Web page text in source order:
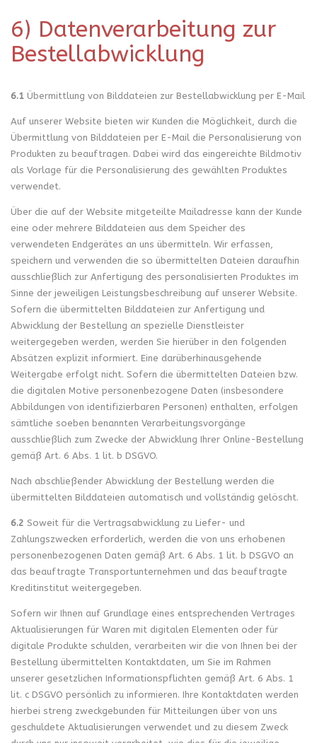
6) Datenverarbeitung zur
Bestellabwicklung
6.1 Übermittlung von Bilddateien zur Bestellabwicklung per E-Mail
Auf unserer Website bieten wir Kunden die Möglichkeit, durch die
Übermittlung von Bilddateien per E-Mail die Personalisierung von
Produkten zu beauftragen. Dabei wird das eingereichte Bildmotiv
als Vorlage für die Personalisierung des gewählten Produktes
verwendet.
Über die auf der Website mitgeteilte Mailadresse kann der Kunde
eine oder mehrere Bilddateien aus dem Speicher des
verwendeten Endgerätes an uns übermitteln. Wir erfassen,
speichern und verwenden die so übermittelten Dateien daraufhin
ausschließlich zur Anfertigung des personalisierten Produktes im
Sinne der jeweiligen Leistungsbeschreibung auf unserer Website.
Sofern die übermittelten Bilddateien zur Anfertigung und
Abwicklung der Bestellung an spezielle Dienstleister
weitergegeben werden, werden Sie hierüber in den folgenden
Absätzen explizit informiert. Eine darüberhinausgehende
Weitergabe erfolgt nicht. Sofern die übermittelten Dateien bzw.
die digitalen Motive personenbezogene Daten (insbesondere
Abbildungen von identifizierbaren Personen) enthalten, erfolgen
sämtliche soeben benannten Verarbeitungsvorgänge
ausschließlich zum Zwecke der Abwicklung Ihrer Online-Bestellung
gemäß Art. 6 Abs. 1 lit. b DSGVO.
Nach abschließender Abwicklung der Bestellung werden die
übermittelten Bilddateien automatisch und vollständig gelöscht.
6.2 Soweit für die Vertragsabwicklung zu Liefer- und
Zahlungszwecken erforderlich, werden die von uns erhobenen
personenbezogenen Daten gemäß Art. 6 Abs. 1 lit. b DSGVO an
das beauftragte Transportunternehmen und das beauftragte
Kreditinstitut weitergegeben.
Sofern wir Ihnen auf Grundlage eines entsprechenden Vertrages
Aktualisierungen für Waren mit digitalen Elementen oder für
digitale Produkte schulden, verarbeiten wir die von Ihnen bei der
Bestellung übermittelten Kontaktdaten, um Sie im Rahmen
unserer gesetzlichen Informationspflichten gemäß Art. 6 Abs. 1
lit. c DSGVO persönlich zu informieren. Ihre Kontaktdaten werden
hierbei streng zweckgebunden für Mitteilungen über von uns
geschuldete Aktualisierungen verwendet und zu diesem Zweck